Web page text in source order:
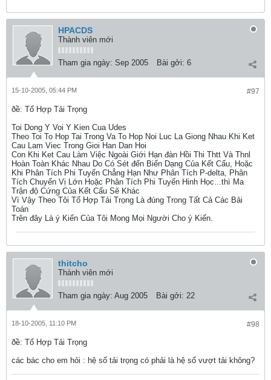
HPACDS
Thành viên mới
Tham gia ngày: Sep 2005 Bài gởi: 6
#97
15-10-2005, 05:44 PM
ðề: Tổ Hợp Tải Trọng
Toi Dong Y Voi Y Kien Cua Udes
Theo Toi To Hop Tai Trong Va To Hop Noi Luc La Giong Nhau Khi Ket
Cau Lam Viec Trong Gioi Han Dan Hoi
Con Khi Ket Cau Làm Việc Ngoài Giới Hạn đàn Hồi Thi Thtt Và Thnl
Hoàn Toàn Khác Nhau Do Có Sét đến Biến Dạng Của Kết Cấu, Hoặc
Khi Phân Tích Phi Tuyến Chẳng Hạn Như Phân Tích P-delta, Phân
Tích Chuyển Vị Lớn Hoặc Phân Tích Phi Tuyến Hinh Học...thì Ma
Trận độ Cứng Của Kết Cấu Sẽ Khác
Vì Vậy Theo Tôi Tổ Hợp Tải Trọng Là đúng Trong Tất Cả Các Bải
Toán
Trên đây Là ý Kiến Của Tôi Mong Mọi Người Cho ý Kiến.
thitcho
Thành viên mới
Tham gia ngày: Aug 2005 Bài gởi: 22
#98
18-10-2005, 11:10 PM
ðề: Tổ Hợp Tải Trọng
các bác cho em hỏi : hệ số tải trọng có phải là hệ số vượt tải không?